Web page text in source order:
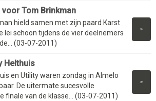
Tom Brinkman
»
hield samen met zijn paard Karst
lei schoon tijdens de vier deelnemers
(03-07-2011)
Helthuis
»
en Utility waren zondag in Almelo
De uitermate sucesvolle
finale van de klasse... (03-07-2011)